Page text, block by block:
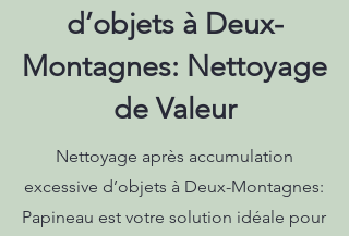
d’objets à Deux-
Montagnes: Nettoyage
de Valeur
Nettoyage après accumulation
excessive d’objets à Deux-Montagnes:
Papineau est votre solution idéale pour